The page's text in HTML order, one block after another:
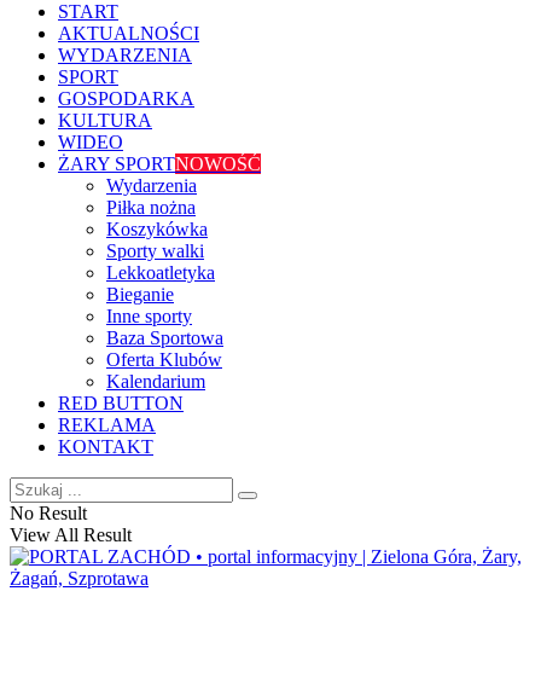
START
AKTUALNOŚCI
WYDARZENIA
SPORT
GOSPODARKA
KULTURA
WIDEO
ŻARY SPORTNOWOŚĆ
Wydarzenia
Piłka nożna
Koszykówka
Sporty walki
Lekkoatletyka
Bieganie
Inne sporty
Baza Sportowa
Oferta Klubów
Kalendarium
RED BUTTON
REKLAMA
KONTAKT
No Result
View All Result